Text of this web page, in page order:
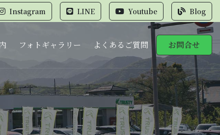
Instagram LINE Youtube Blog
フォトギャラリー よくあるご質問 お問合せ